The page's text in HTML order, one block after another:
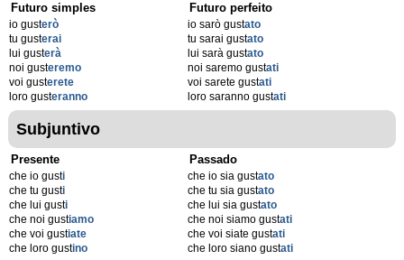
Futuro simples
io gusterò
tu gusterai
lui gusterà
noi gusteremo
voi gusterete
loro gusteranno
Futuro perfeito
io sarò gustato
tu sarai gustato
lui sarà gustato
noi saremo gustati
voi sarete gustati
loro saranno gustati
Subjuntivo
Presente
che io gusti
che tu gusti
che lui gusti
che noi gustiamo
che voi gustiate
che loro gustino
Passado
che io sia gustato
che tu sia gustato
che lui sia gustato
che noi siamo gustati
che voi siate gustati
che loro siano gustati